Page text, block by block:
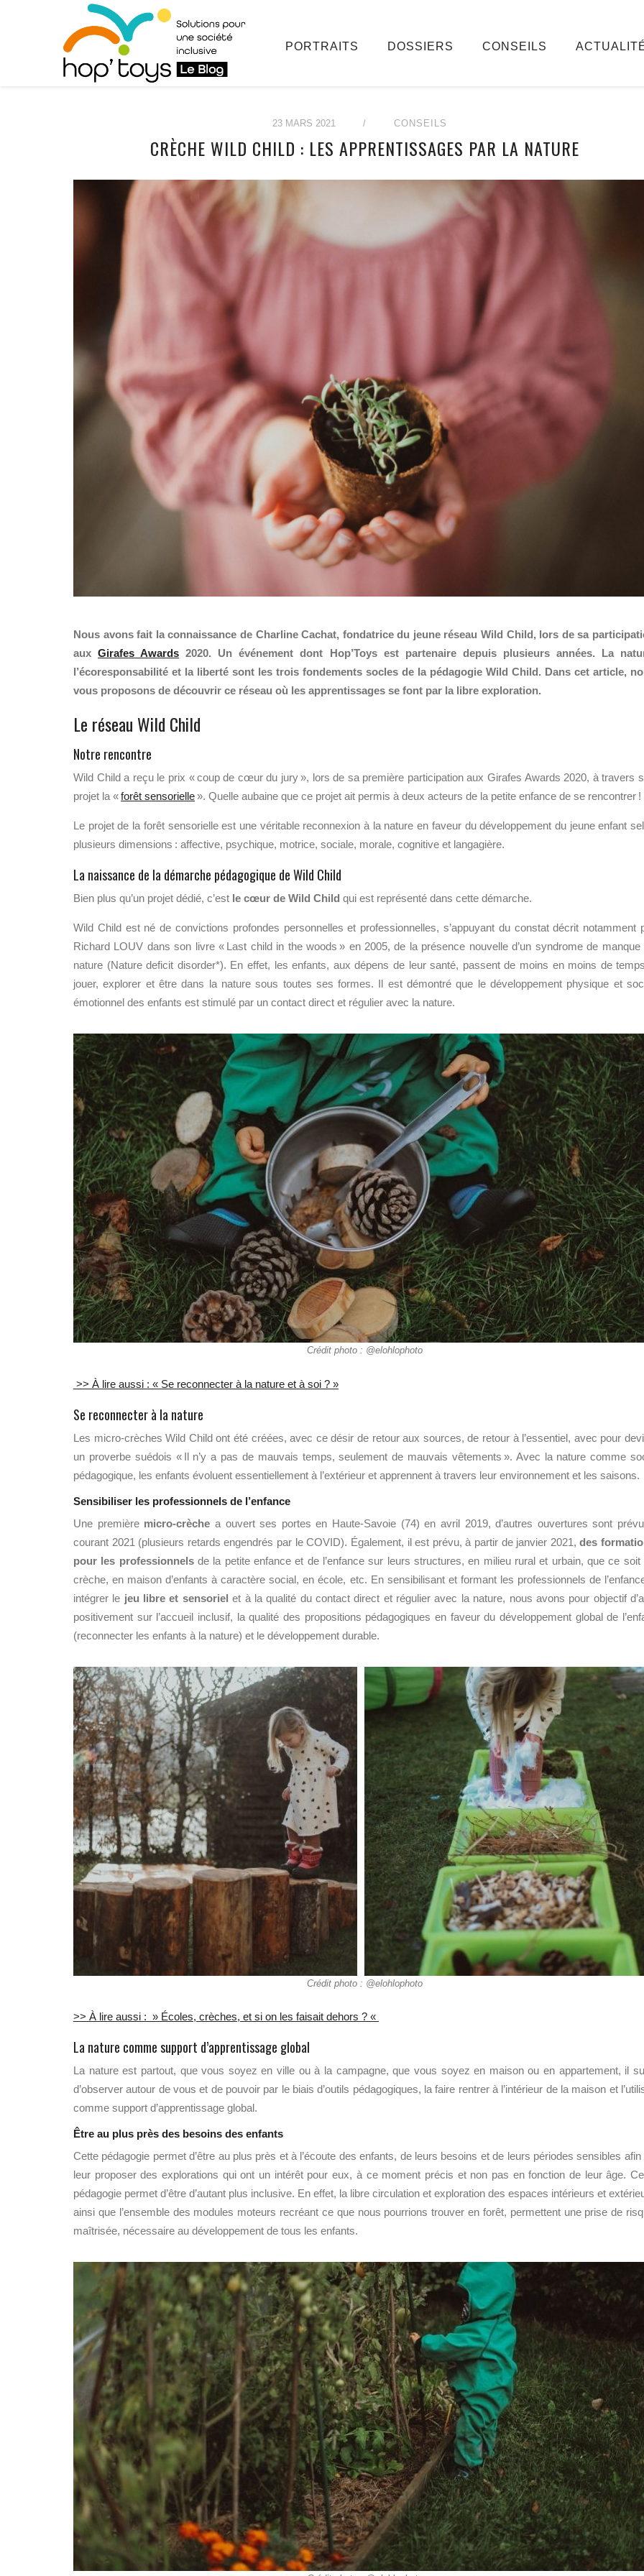
PORTRAITS DOSSIERS CONSEILS
23 MARS 2021 / CONSEILS
CRÈCHE WILD CHILD : LES APPRENTISSAGES PAR LA NATURE
Nous avons fait la connaissance de Charline Cachat, fondatrice du jeune réseau Wild Child, lors de sa
auxGirafes Awards 2020. Un événement dont Hop’Toys est partenaire depuis plusieurs années. La
l’écoresponsabilité et la liberté sont les trois fondements socles de la pédagogie Wild Child. Dans cet article,
vous proposons de découvrir ce réseau où les apprentissages se font par la libre exploration.
Le réseau Wild Child
Notre rencontre
Wild Child a reçule prix «coup de cœur du jury», lors de sa première participation auxGirafes Awards 2020, à travers
projet la «forêt sensorielle». Quelle aubaine que ce projet ait permis à deux acteurs de la petite enfance de se rencontrer !
Le projet de la forêt sensorielleest une véritablereconnexion à la nature en faveur du développement du jeune enfant
plusieurs dimensions : affective, psychique, motrice, sociale, morale, cognitive et langagière.
La naissance de la démarche pédagogique de Wild Child
Bien plus qu’un projet dédié, c’est le cœur de Wild Child qui est représenté dans cette démarche.
Wild Child est né de convictions profondes personnelles et professionnelles, s’appuyant du constatdécrit notamment
Richard LOUV dans son livre« Last childin thewoods » en 2005, de la présence nouvelle d’un syndrome de manque
nature (Naturedeficit disorder*). En effet, les enfants, aux dépens de leur santé, passent de moins en moins de
jouer, explorer et être dans la nature sous toutes ses formes. Il est démontréque le développement physique et
émotionnel des enfants est stimulé par un contact direct et régulier avec la nature.
Crédit photo : @elohlophoto
>> À lire aussi : « Se reconnecter à la nature et à soi ? »
Se reconnecter à la nature
Les micro-crèches Wild Childont été créées, avec ce désir de retour aux sources,de retour à l’essentiel, avec pour
un proverbe suédois « Il n’y a pas de mauvais temps, seulement de mauvais vêtements ». Avec lanature comme
pédagogique, les enfants évoluent essentiellement à l’extérieur et apprennent à travers leur environnement et les saisons.
Sensibiliser les professionnels de l’enfance
Une première micro-crèche a ouvert ses portes en Haute-Savoie (74) en avril 2019, d’autres ouverturessont
courant 2021 (plusieurs retards engendrés par le COVID). Également, il est prévu, à partir de janvier 2021,des
pour les professionnelsde la petite enfance et de l’enfancesur leurs structures, en milieu rural et urbain, que ce soit
crèche, en maison d’enfants à caractère social, en école, etc. En sensibilisant et formant les professionnels de
intégrer le jeu libre et sensoriel et à la qualité du contact direct et régulier avec la nature, nous avons pour objectif
positivement sur l’accueil inclusif, la qualité des propositions pédagogiques en faveur du développement global de
(reconnecter les enfants à la nature) et le développement durable.
Crédit photo : @elohlophoto
>> À lire aussi : » Écoles, crèches, et si on les faisait dehors ? «
La nature comme support d’apprentissage global
La nature est partout, que vous soyez en ville ou à la campagne, que vous soyez en maison ou en appartement, il
d’observer autour de vous et de pouvoir par le biais d’outils pédagogiques, la faire rentrer à l’intérieur de la maison et
comme support d’apprentissage global.
Être au plus près des besoins des enfants
Cette pédagogie permet d’être au plus près et à l’écoute des enfants, de leurs besoins et de leurs périodes sensibles afin
leur proposer des explorations qui ont un intérêt pour eux, à ce moment précis et non pas en fonction de leur âge.
pédagogie permet d’être d’autant plus inclusive. En effet, la libre circulation et exploration des espaces intérieurs et
ainsi que l’ensemble des modules moteurs recréant ce que nous pourrions trouver en forêt, permettent une prise de
maîtrisée, nécessaire au développement de tous les enfants.